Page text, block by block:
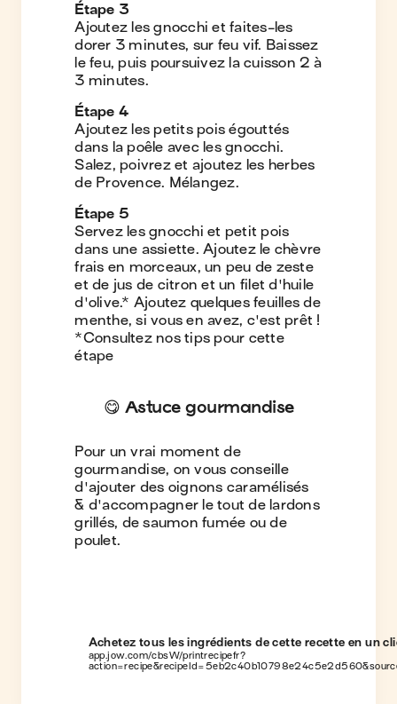
Étape 3
Ajoutez les gnocchi et faites-les
dorer 3 minutes, sur feu vif. Baissez
le feu, puis poursuivez la cuisson 2 à
3 minutes.
Étape 4
Ajoutez les petits pois égouttés
dans la poêle avec les gnocchi.
Salez, poivrez et ajoutez les herbes
de Provence. Mélangez.
Étape 5
Servez les gnocchi et petit pois
dans une assiette. Ajoutez le chèvre
frais en morceaux, un peu de zeste
et de jus de citron et un filet d'huile
d'olive.* Ajoutez quelques feuilles de
menthe, si vous en avez, c'est prêt !
*Consultez nos tips pour cette
étape
😋 Astuce gourmandise
Pour un vrai moment de
gourmandise, on vous conseille
d'ajouter des oignons caramélisés
& d'accompagner le tout de lardons
grillés, de saumon fumée ou de
poulet.
Achetez tous les ingrédients de cette recette en un
app.jow.com/cbsW/printrecipefr?